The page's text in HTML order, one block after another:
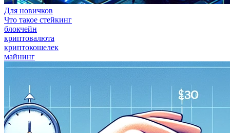
Для новичков
Что такое стейкинг
блокчейн
криптовалюта
криптокошелек
майнинг